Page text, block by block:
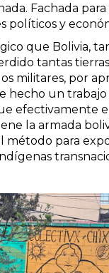
Fachada
políticos y
que Bolivia,
tantas
militares, por
hecho un
efectivamente
la armada
método para